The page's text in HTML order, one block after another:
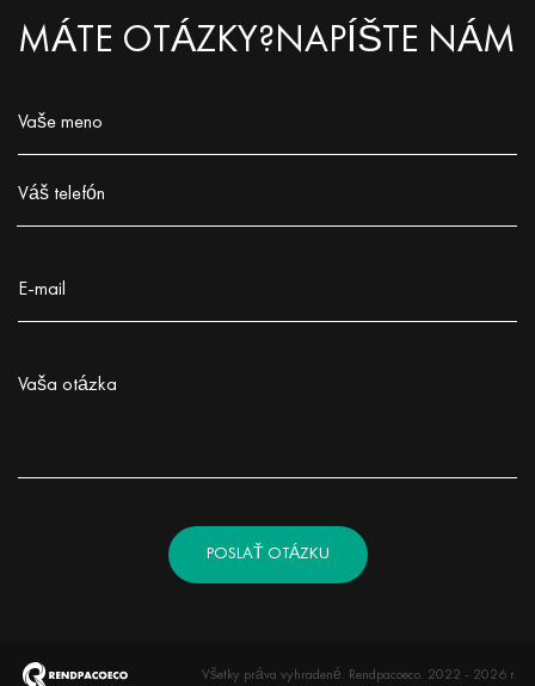
MÁTE OTÁZKY?NAPÍŠTE NÁM
Vaše meno
Váš telefón
E-mail
Vaša otázka
POSLAŤ OTÁZKU
Všetky práva vyhradené. Rendpacoeco. 2022 - 2026 r.